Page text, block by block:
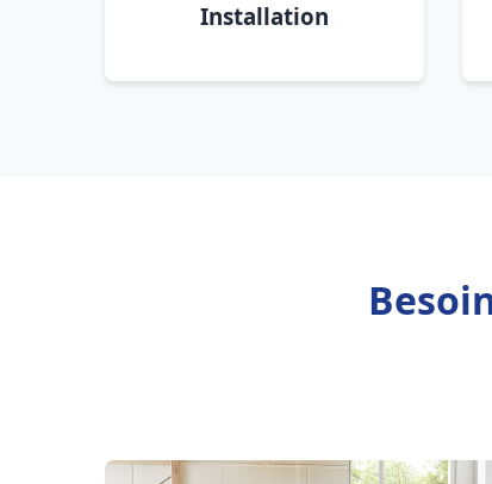
Installation